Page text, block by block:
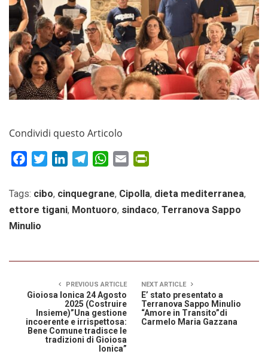
Condividi questo Articolo
FacebookTwitterLinkedInTelegramWhatsApp
Email
Tags: cibo, cinquegrane, Cipolla, dieta mediterranea,
ettore tigani, Montuoro, sindaco, Terranova Sappo
Minulio
PREVIOUS ARTICLE
Gioiosa Ionica 24 Agosto
2025 (Costruire
Insieme)”Una gestione
incoerente e irrispettosa:
Bene Comune tradisce le
tradizioni di Gioiosa
Ionica”
NEXT ARTICLE
E’ stato presentato a
Terranova Sappo Minulio
“Amore in Transito”di
Carmelo Maria Gazzana